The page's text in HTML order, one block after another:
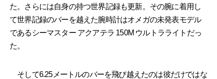
た。さらには自身の持つ世界記録も更新。その腕に着用し
て世界記録のバーを越えた腕時計はオメガの未発表モデル
であるシーマスター アクアテラ 150M ウルトラライトだっ
た。
そして6.25メートルのバーを飛び越えたのは彼だけではな